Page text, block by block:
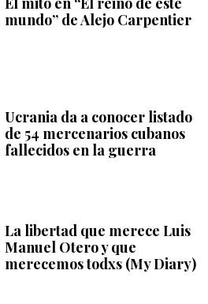
mundo” de Alejo Carpentier
Ucrania da a conocer listado
de 54 mercenarios cubanos
fallecidos en la guerra
La libertad que merece Luis
Manuel Otero y que
merecemos todxs (My Diary)